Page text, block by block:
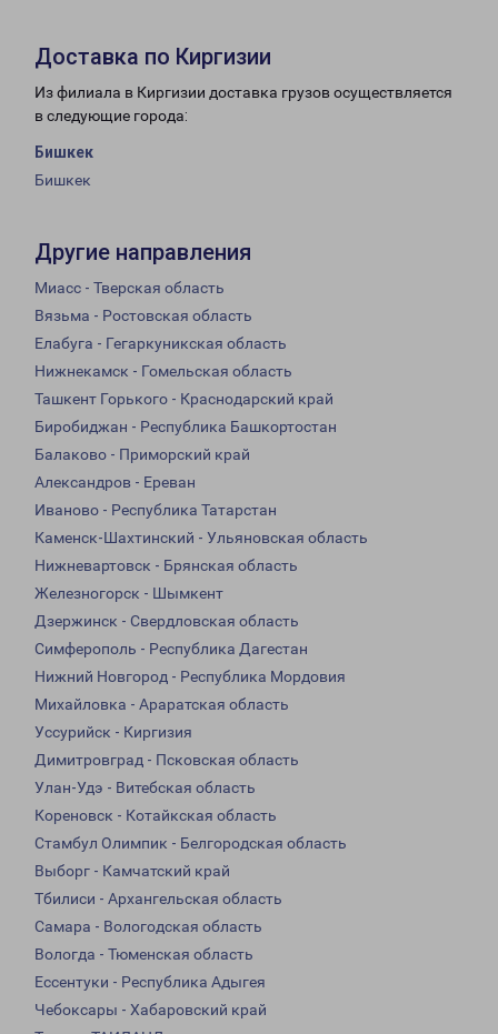
Доставка по Киргизии
Из филиала в Киргизии доставка грузов осуществляется
в следующие города:
Бишкек
Бишкек
Другие направления
Миасс - Тверская область
Вязьма - Ростовская область
Елабуга - Гегаркуникская область
Нижнекамск - Гомельская область
Ташкент Горького - Краснодарский край
Биробиджан - Республика Башкортостан
Балаково - Приморский край
Александров - Ереван
Иваново - Республика Татарстан
Каменск-Шахтинский - Ульяновская область
Нижневартовск - Брянская область
Железногорск - Шымкент
Дзержинск - Свердловская область
Симферополь - Республика Дагестан
Нижний Новгород - Республика Мордовия
Михайловка - Араратская область
Уссурийск - Киргизия
Димитровград - Псковская область
Улан-Удэ - Витебская область
Кореновск - Котайкская область
Стамбул Олимпик - Белгородская область
Выборг - Камчатский край
Тбилиси - Архангельская область
Самара - Вологодская область
Вологда - Тюменская область
Ессентуки - Республика Адыгея
Чебоксары - Хабаровский край